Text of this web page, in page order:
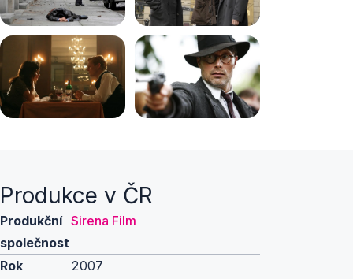
Produkce v ČR
Produkční
společnost
Sirena Film
Rok
2007